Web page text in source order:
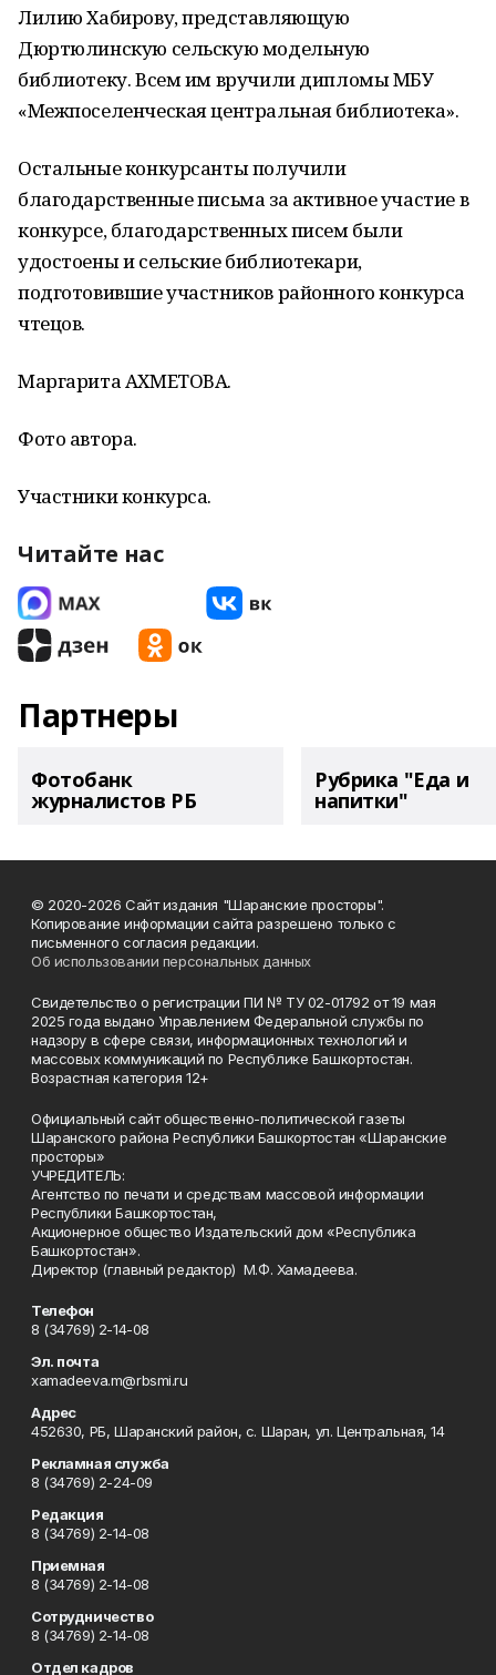
Лилию Хабирову, представляющую
Дюртюлинскую сельскую модельную
библиотеку. Всем им вручили дипломы МБУ
«Межпоселенческая центральная библиотека».
Остальные конкурсанты получили
благодарственные письма за активное участие в
конкурсе, благодарственных писем были
удостоены и сельские библиотекари,
подготовившие участников районного конкурса
чтецов.
Маргарита АХМЕТОВА.
Фото автора.
Участники конкурса.
Читайте нас
Партнеры
Фотобанк
журналистов РБ
Рубрика "Еда и
напитки"
© 2020-2026 Сайт издания "Шаранские просторы".
Копирование информации сайта разрешено только с
письменного согласия редакции.
Об использовании персональных данных
Свидетельство о регистрации ПИ № ТУ 02-01792 от 19 мая
2025 года выдано Управлением Федеральной службы по
надзору в сфере связи, информационных технологий и
массовых коммуникаций по Республике Башкортостан.
Возрастная категория 12+
Официальный сайт общественно-политической газеты
Шаранского района Республики Башкортостан «Шаранские
просторы»
УЧРЕДИТЕЛЬ:
Агентство по печати и средствам массовой информации
Республики Башкортостан,
Акционерное общество Издательский дом «Республика
Башкортостан».
Директор (главный редактор) М.Ф. Хамадеева.
Телефон
8 (34769) 2-14-08
Эл. почта
xamadeeva.m@rbsmi.ru
Адрес
452630, РБ, Шаранский район, с. Шаран, ул. Центральная, 14
Рекламная служба
8 (34769) 2-24-09
Редакция
8 (34769) 2-14-08
Приемная
8 (34769) 2-14-08
Сотрудничество
8 (34769) 2-14-08
Отдел кадров